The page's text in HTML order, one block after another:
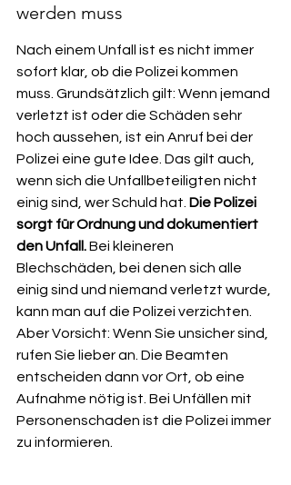
werden muss
Nach einem Unfall ist es nicht immer
sofort klar, ob die Polizei kommen
muss. Grundsätzlich gilt: Wenn jemand
verletzt ist oder die Schäden sehr
hoch aussehen, ist ein Anruf bei der
Polizei eine gute Idee. Das gilt auch,
wenn sich die Unfallbeteiligten nicht
einig sind, wer Schuld hat. Die Polizei
sorgt für Ordnung und dokumentiert
den Unfall. Bei kleineren
Blechschäden, bei denen sich alle
einig sind und niemand verletzt wurde,
kann man auf die Polizei verzichten.
Aber Vorsicht: Wenn Sie unsicher sind,
rufen Sie lieber an. Die Beamten
entscheiden dann vor Ort, ob eine
Aufnahme nötig ist. Bei Unfällen mit
Personenschaden ist die Polizei immer
zu informieren.